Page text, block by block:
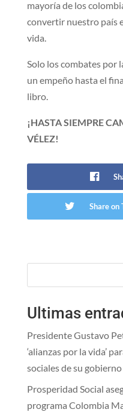
mayoría de los
convertir nuestro país
vida.
Solo los combates por
un empeño hasta el
libro.
¡HASTA SIEMPRE
VÉLEZ!
Share
Ultimas
Presidente Gustavo
‘alianzas por la vida’
sociales de su gobierno
Prosperidad Social
programa Colombia